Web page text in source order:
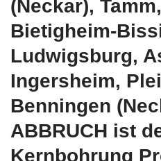
(Neckar),
Bietigheim-
Ludwigsburg,
Ingersheim,
Benningen
ABBRUCH ist
Kernbohrung